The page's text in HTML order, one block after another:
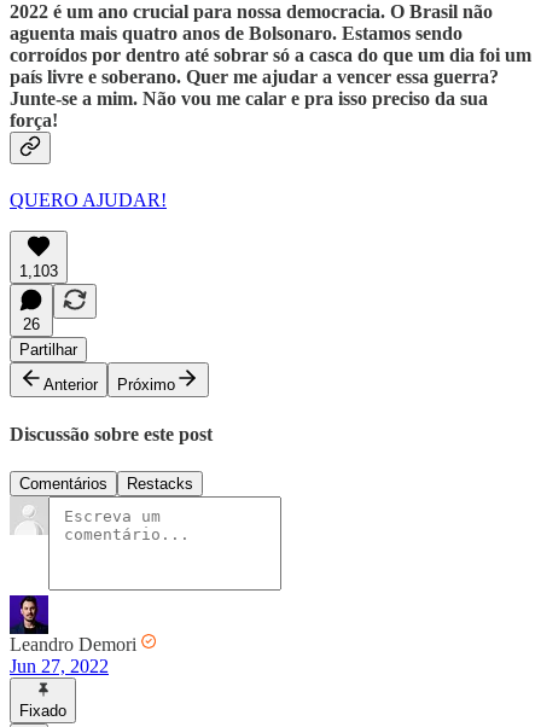
2022 é um ano crucial para nossa democracia. O Brasil não
aguenta mais quatro anos de Bolsonaro. Estamos sendo
corroídos por dentro até sobrar só a casca do que um dia foi um
país livre e soberano. Quer me ajudar a vencer essa guerra?
Junte-se a mim. Não vou me calar e pra isso preciso da sua
força!
QUERO AJUDAR!
1,103
26
Partilhar
Anterior
Próximo
Discussão sobre este post
Comentários Restacks
Leandro Demori
Jun 27, 2022
Fixado